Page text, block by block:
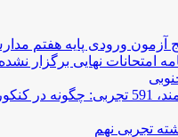
آزمون ورودی پایه هفتم مدارس
امتحانات نهایی برگزار
اسرا برومند، 591 تجربی:
تجربی نهم